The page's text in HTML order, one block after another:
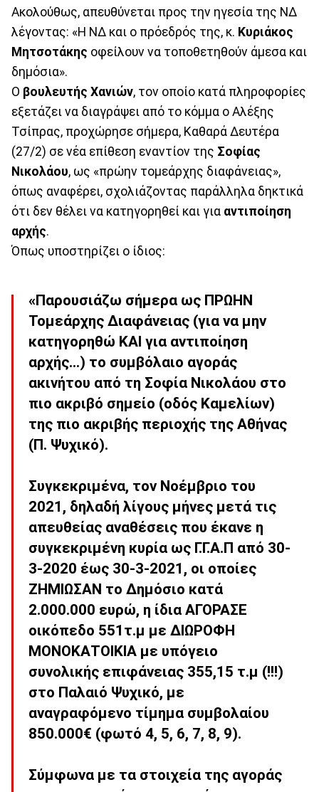
Ακολούθως, απευθύνεται προς την ηγεσία της ΝΔ
λέγοντας: «Η ΝΔ και ο πρόεδρός της, κ. Κυριάκος
Μητσοτάκης οφείλουν να τοποθετηθούν άμεσα και
δημόσια».
Ο βουλευτής Χανιών, τον οποίο κατά πληροφορίες
εξετάζει να διαγράψει από το κόμμα ο Αλέξης
Τσίπρας, προχώρησε σήμερα, Καθαρά Δευτέρα
(27/2) σε νέα επίθεση εναντίον της Σοφίας
Νικολάου, ως «πρώην τομεάρχης διαφάνειας»,
όπως αναφέρει, σχολιάζοντας παράλληλα δηκτικά
ότι δεν θέλει να κατηγορηθεί και για αντιποίηση
αρχής.
Όπως υποστηρίζει ο ίδιος:
«Παρουσιάζω σήμερα ως ΠΡΩΗΝ
Τομεάρχης Διαφάνειας (για να μην
κατηγορηθώ ΚΑΙ για αντιποίηση
αρχής...) το συμβόλαιο αγοράς
ακινήτου από τη Σοφία Νικολάου στο
πιο ακριβό σημείο (οδός Καμελίων)
της πιο ακριβής περιοχής της Αθήνας
(Π. Ψυχικό).
Συγκεκριμένα, τον Νοέμβριο του
2021, δηλαδή λίγους μήνες μετά τις
απευθείας αναθέσεις που έκανε η
συγκεκριμένη κυρία ως Γ.Γ.Α.Π από 30-
3-2020 έως 30-3-2021, οι οποίες
ΖΗΜΙΩΣΑΝ το Δημόσιο κατά
2.000.000 ευρώ, η ίδια ΑΓΟΡΑΣΕ
οικόπεδο 551τ.μ με ΔΙΩΡΟΦΗ
ΜΟΝΟΚΑΤΟΙΚΙΑ με υπόγειο
συνολικής επιφάνειας 355,15 τ.μ (!!!)
στο Παλαιό Ψυχικό, με
αναγραφόμενο τίμημα συμβολαίου
850.000€ (φωτό 4, 5, 6, 7, 8, 9).
Σύμφωνα με τα στοιχεία της αγοράς